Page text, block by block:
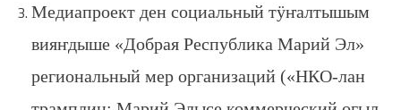
Медиапроект ден социальный тӱҥалтышым
вияҥдыше «Добрая Республика Марий Эл»
региональный мер организаций («НКО-лан